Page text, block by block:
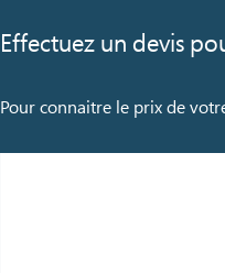
Effectuez un devis
Pour connaitre le prix de